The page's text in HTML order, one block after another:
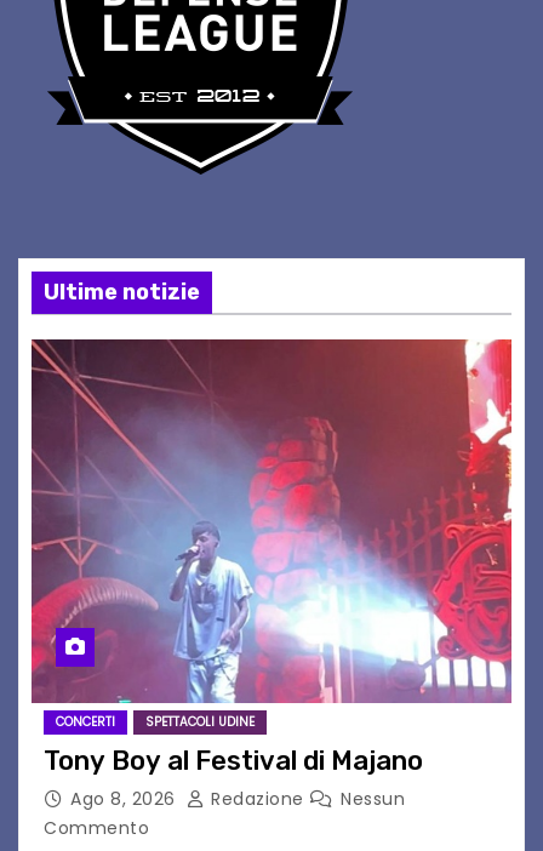
Ultime notizie
CONCERTI SPETTACOLI UDINE
Tony Boy al Festival di Majano
Ago 8, 2026 Redazione
Nessun
Commento